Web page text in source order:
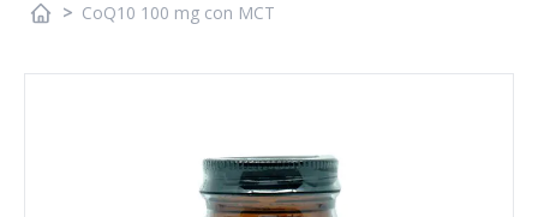
> CoQ10 100 mg con MCT